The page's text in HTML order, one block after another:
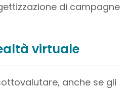
di campagne
virtuale
anche se gli